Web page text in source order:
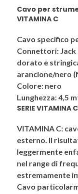
Cavo per
VITAMINA C
Cavo specifico
Connettori:
dorato e
arancione/nero
Colore: nero
Lunghezza: 4,5
SERIE VITAMINA
VITAMINA C:
esterno. Il
leggermente
nel range di
estremamente
Cavo